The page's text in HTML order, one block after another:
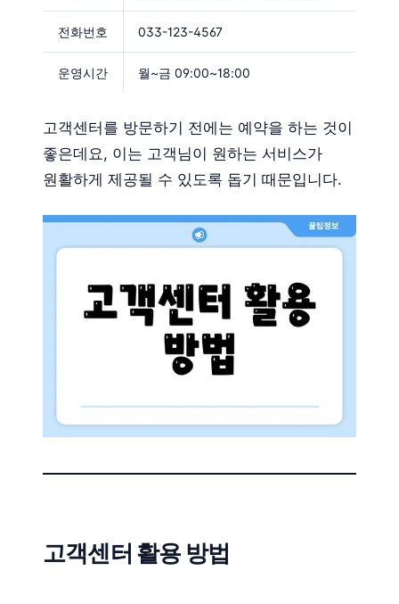
전화번호 033-123-4567
운영시간 월~금 09:00~18:00
고객센터를 방문하기 전에는 예약을 하는 것이
좋은데요, 이는 고객님이 원하는 서비스가
원활하게 제공될 수 있도록 돕기 때문입니다.
고객센터 활용 방법